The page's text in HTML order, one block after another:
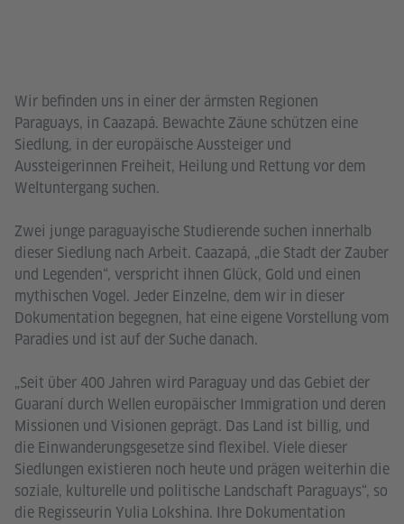
Wir befinden uns in einer der ärmsten Regionen
Paraguays, in Caazapá. Bewachte Zäune schützen eine
Siedlung, in der europäische Aussteiger und
Aussteigerinnen Freiheit, Heilung und Rettung vor dem
Weltuntergang suchen.
Zwei junge paraguayische Studierende suchen innerhalb
dieser Siedlung nach Arbeit. Caazapá, „die Stadt der Zauber
und Legenden“, verspricht ihnen Glück, Gold und einen
mythischen Vogel. Jeder Einzelne, dem wir in dieser
Dokumentation begegnen, hat eine eigene Vorstellung vom
Paradies und ist auf der Suche danach.
„Seit über 400 Jahren wird Paraguay und das Gebiet der
Guaraní durch Wellen europäischer Immigration und deren
Missionen und Visionen geprägt. Das Land ist billig, und
die Einwanderungsgesetze sind flexibel. Viele dieser
Siedlungen existieren noch heute und prägen weiterhin die
soziale, kulturelle und politische Landschaft Paraguays“, so
die Regisseurin Yulia Lokshina. Ihre Dokumentation